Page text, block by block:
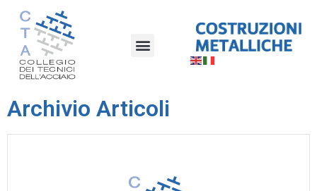
Archivio Articoli